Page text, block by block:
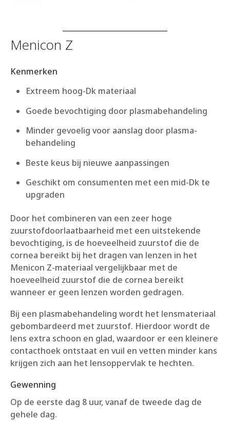
Menicon Z
Kenmerken
Extreem hoog-Dk materiaal
Goede bevochtiging door plasmabehandeling
Minder gevoelig voor aanslag door plasma-
behandeling
Beste keus bij nieuwe aanpassingen
Geschikt om consumenten met een mid-Dk te
upgraden
Door het combineren van een zeer hoge
zuurstofdoorlaatbaarheid met een uitstekende
bevochtiging, is de hoeveelheid zuurstof die de
cornea bereikt bij het dragen van lenzen in het
Menicon Z-materiaal vergelijkbaar met de
hoeveelheid zuurstof die de cornea bereikt
wanneer er geen lenzen worden gedragen.
Bij een plasmabehandeling wordt het lensmateriaal
gebombardeerd met zuurstof. Hierdoor wordt de
lens extra schoon en glad, waardoor er een kleinere
contacthoek ontstaat en vuil en vetten minder kans
krijgen zich aan het lensoppervlak te hechten.
Gewenning
Op de eerste dag 8 uur, vanaf de tweede dag de
gehele dag.